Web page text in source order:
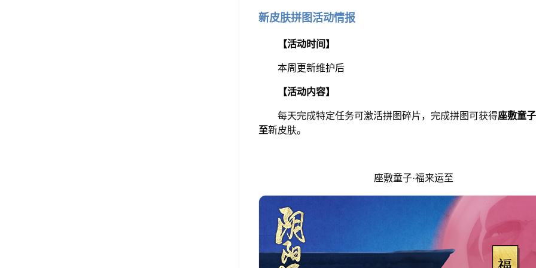
新皮肤拼图活动情报
【活动时间】
本周更新维护后
【活动内容】
每天完成特定任务可激活拼图碎片，完成拼图可获得座敷童
至新皮肤。
座敷童子·福来运至